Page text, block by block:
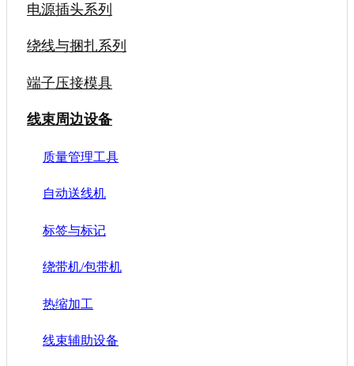
电源插头系列
绕线与捆扎系列
端子压接模具
线束周边设备
质量管理工具
自动送线机
标签与标记
绕带机/包带机
热缩加工
线束辅助设备